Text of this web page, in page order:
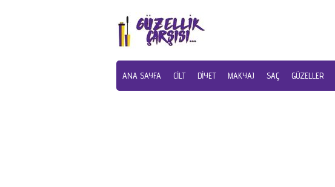
ANA SAYFA CILT DIYET MAKYAJ SAÇ GÜZELLER